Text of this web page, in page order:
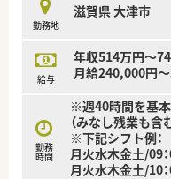
て3か月程研修を設け
勤務地
滋賀県 大津市
給与
年収514万円～
月給240,000円
勤務
時間
※週40時間を基
（みなし残業も含
※下記シフト例：
月火水木金土/09：
月火水木金土/10：